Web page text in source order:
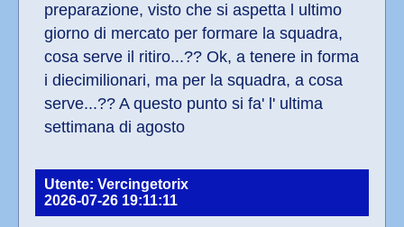
preparazione, visto che si aspetta l ultimo
giorno di mercato per formare la squadra,
cosa serve il ritiro...?? Ok, a tenere in forma
i diecimilionari, ma per la squadra, a cosa
serve...?? A questo punto si fa' l' ultima
settimana di agosto
Utente: Vercingetorix
2026-07-26 19:11:11